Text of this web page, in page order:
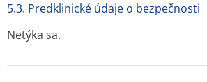
5.3. Predklinické údaje o bezpečnosti
Netýka sa.